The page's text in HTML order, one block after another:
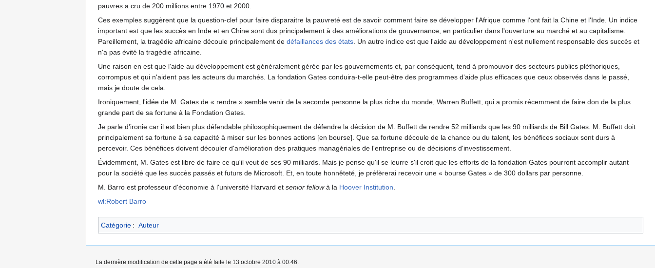
pauvres a cru de 200 millions entre 1970 et 2000.
Ces exemples suggèrent que la question-clef pour faire disparaitre la pauvreté est de savoir comment faire se développer l'Afrique comme l'ont fait la Chine et l'Inde. Un indice
important est que les succès en Inde et en Chine sont dus principalement à des améliorations de gouvernance, en particulier dans l'ouverture au marché et au capitalisme.
Pareillement, la tragédie africaine découle principalement de défaillances des états . Un autre indice est que l'aide au développement n'est nullement responsable des succès et
n'a pas évité la tragédie africaine.
Une raison en est que l'aide au développement est généralement gérée par les gouvernements et, par conséquent, tend à promouvoir des secteurs publics pléthoriques,
corrompus et qui n'aident pas les acteurs du marchés. La fondation Gates conduira-t-elle peut-être des programmes d'aide plus efficaces que ceux observés dans le passé,
mais je doute de cela.
Ironiquement, l'idée de M. Gates de « rendre » semble venir de la seconde personne la plus riche du monde, Warren Buffett, qui a promis récemment de faire don de la plus
grande part de sa fortune à la Fondation Gates.
Je parle d'ironie car il est bien plus défendable philosophiquement de défendre la décision de M. Buffett de rendre 52 milliards que les 90 milliards de Bill Gates. M. Buffett doit
principalement sa fortune à sa capacité à miser sur les bonnes actions [en bourse]. Que sa fortune découle de la chance ou du talent, les bénéfices sociaux sont durs à
percevoir. Ces bénéfices doivent découler d'amélioration des pratiques managériales de l'entreprise ou de décisions d'investissement.
Évidemment, M. Gates est libre de faire ce qu'il veut de ses 90 milliards. Mais je pense qu'il se leurre s'il croit que les efforts de la fondation Gates pourront accomplir autant
pour la société que les succès passés et futurs de Microsoft. Et, en toute honnêteté, je préfèrerai recevoir une « bourse Gates » de 300 dollars par personne.
M. Barro est professeur d'économie à l'université Harvard et senior fellowà la Hoover Institution
wl:Robert Barro
Catégorie : Auteur
La dernière modification de cette page a été faite le 13 octobre 2010 à 00:46.